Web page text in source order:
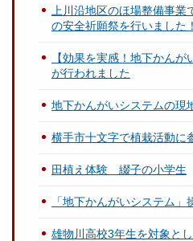
上川沿地区のほ場整備事業
の安全祈願祭を行いました！
【効果を実感！地下かん
が行われました
地下かんがいシステムの現
横手市十文字で植栽活動に
田植え体験 綴子の小学生
「地下かんがいシステム
雄物川高校3年生を対象と